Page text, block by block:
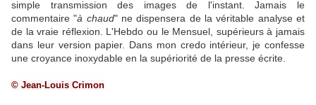
simple transmission des images de l'instant. Jamais le
commentaire "à chaud" ne dispensera de la véritable analyse et
de la vraie réflexion. L'Hebdo ou le Mensuel, supérieurs à jamais
dans leur version papier. Dans mon credo intérieur, je confesse
une croyance inoxydable en la supériorité de la presse écrite.
© Jean-Louis Crimon